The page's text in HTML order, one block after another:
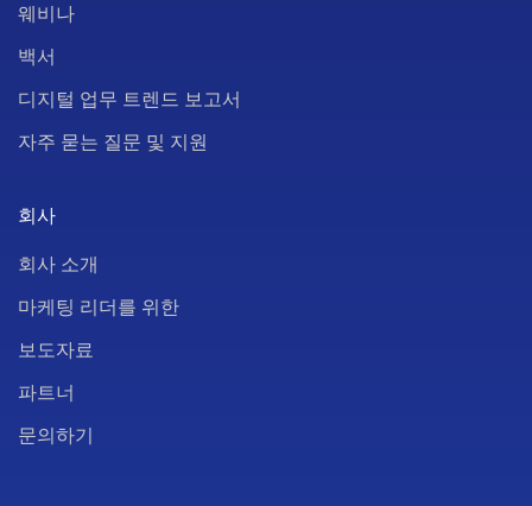
웨비나
백서
디지털 업무 트렌드 보고서
자주 묻는 질문 및 지원
회사
회사 소개
마케팅 리더를 위한
보도자료
파트너
문의하기